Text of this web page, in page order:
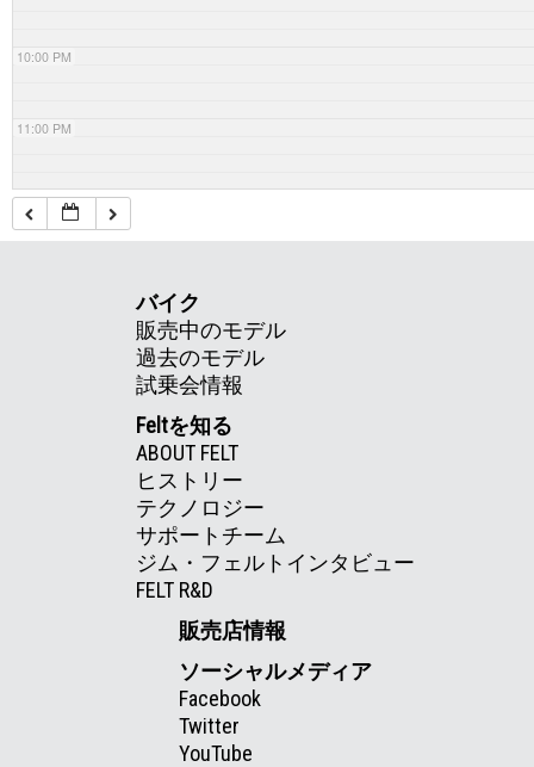
10:00 PM
11:00 PM
バイク
販売中のモデル
過去のモデル
試乗会情報
Feltを知る
ABOUT FELT
ヒストリー
テクノロジー
サポートチーム
ジム・フェルトインタビュー
FELT R&D
販売店情報
ソーシャルメディア
Facebook
Twitter
YouTube